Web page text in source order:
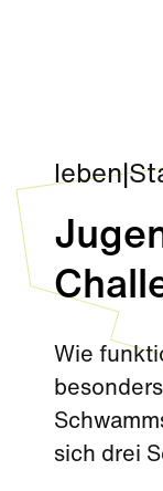
leben|
Wie
sich drei